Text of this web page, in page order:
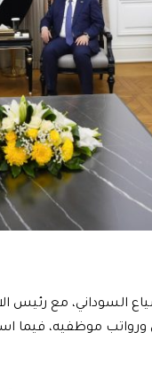
مع رئيس
موظفيه، فيما